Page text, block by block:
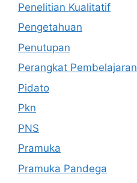
Penelitian Kualitatif
Pengetahuan
Penutupan
Perangkat Pembelajaran
Pidato
Pkn
PNS
Pramuka
Pramuka Pandega